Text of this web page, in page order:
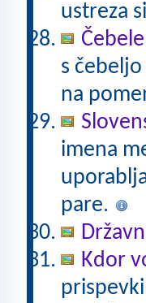
ustreza
Čebele
s
na
imena
pare.
Kdor